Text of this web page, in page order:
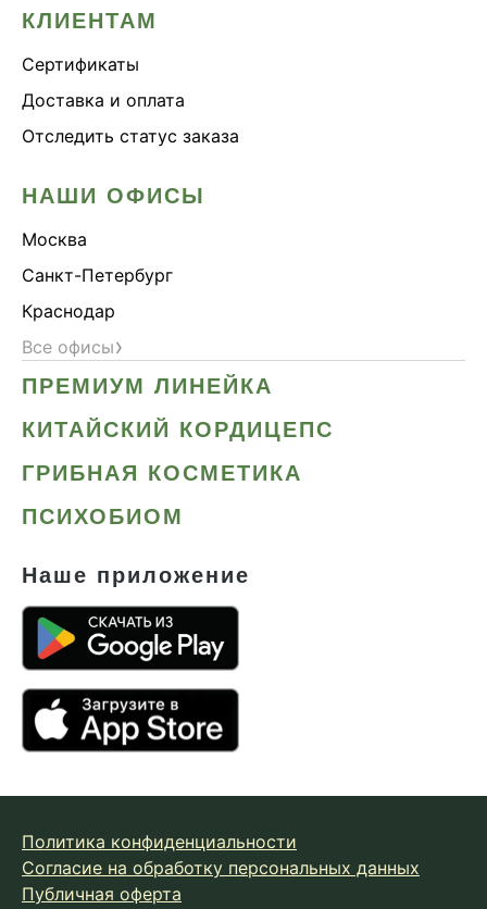
КЛИЕНТАМ
Сертификаты
Доставка и оплата
Отследить статус заказа
НАШИ ОФИСЫ
Москва
Санкт-Петербург
Краснодар
Все офисы›
ПРЕМИУМ ЛИНЕЙКА
КИТАЙСКИЙ КОРДИЦЕПС
ГРИБНАЯ КОСМЕТИКА
ПСИХОБИОМ
Наше приложение
Политика конфиденциальности
Согласие на обработку персональных данных
Публичная оферта